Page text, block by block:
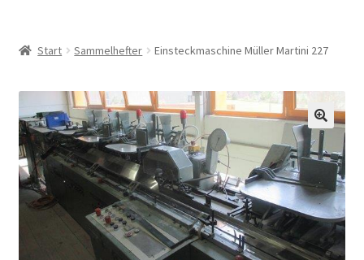
Start Sammelhefter Einsteckmaschine Müller Martini 227